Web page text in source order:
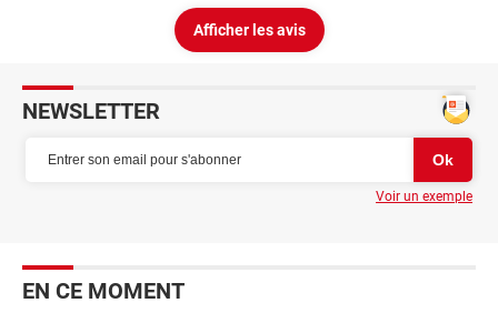
Afficher les avis
NEWSLETTER
Voir un exemple
EN CE MOMENT